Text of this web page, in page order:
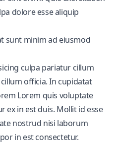
dolore esse aliquip
sunt minim ad eiusmod
culpa pariatur cillum
officia. In cupidatat
Lorem quis voluptate
ex in est duis. Mollit id esse
nostrud nisi laborum
in est consectetur.